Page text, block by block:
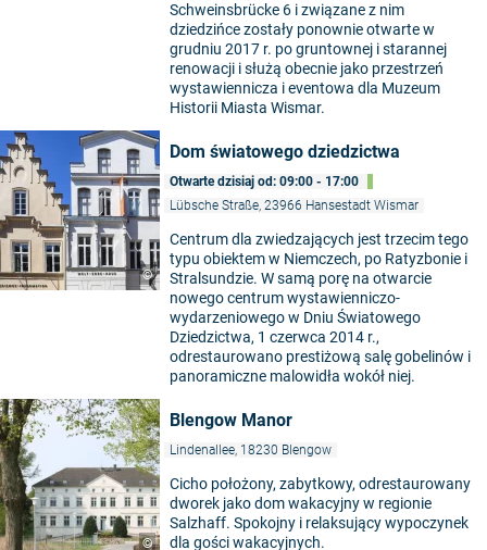
Schweinsbrücke 6 i związane z nim
dziedzińce zostały ponownie otwarte w
grudniu 2017 r. po gruntownej i starannej
renowacji i służą obecnie jako przestrzeń
wystawiennicza i eventowa dla Muzeum
Historii Miasta Wismar.
©
Dom światowego dziedzictwa
Otwarte dzisiaj od: 09:00 - 17:00
Lübsche Straße, 23966 Hansestadt Wismar
Centrum dla zwiedzających jest trzecim tego
typu obiektem w Niemczech, po Ratyzbonie i
Stralsundzie. W samą porę na otwarcie
nowego centrum wystawienniczo-
wydarzeniowego w Dniu Światowego
Dziedzictwa, 1 czerwca 2014 r.,
odrestaurowano prestiżową salę gobelinów i
panoramiczne malowidła wokół niej.
©
Blengow Manor
Lindenallee, 18230 Blengow
Cicho położony, zabytkowy, odrestaurowany
dworek jako dom wakacyjny w regionie
Salzhaff. Spokojny i relaksujący wypoczynek
dla gości wakacyjnych.